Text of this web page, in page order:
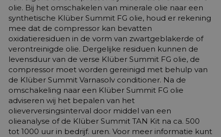
olie. Bij het omschakelen van minerale olie naar een
synthetische Klüber Summit FG olie, houd er rekening
mee dat de compressor kan bevatten
oxidatieresiduen in de vorm van zwartgeblakerde of
verontreinigde olie. Dergelijke residuen kunnen de
levensduur van de verse Klüber Summit FG olie, de
compressor moet worden gereinigd met behulp van
de Klüber Summit Varnasolv conditioner. Na de
omschakeling naar een Klüber Summit FG olie
adviseren wij het bepalen van het
olieverversingsinterval door middel van een
olieanalyse of de Klüber Summit TAN Kit na ca. 500
tot 1000 uur in bedrijf. uren. Voor meer informatie kunt